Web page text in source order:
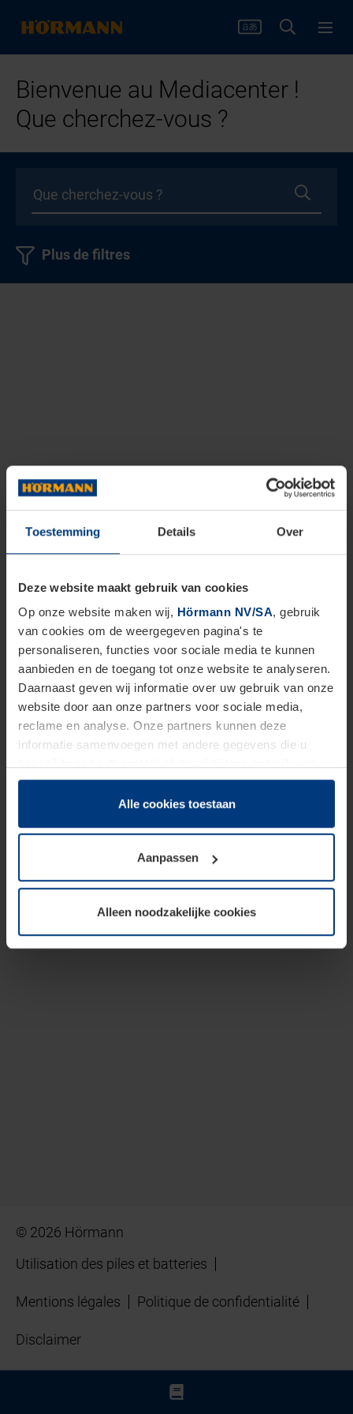
Toestemming Details Over
Deze website maakt gebruik van cookies
Op onze website maken wij, Hörmann NV/SA, gebruik
van cookies om de weergegeven pagina's te
personaliseren, functies voor sociale media te kunnen
aanbieden en de toegang tot onze website te analyseren.
Daarnaast geven wij informatie over uw gebruik van onze
website door aan onze partners voor sociale media,
reclame en analyse. Onze partners kunnen deze
informatie samenvoegen met andere gegevens die u
hun diensten hebben verzameld.
Juridisch hebben wij het recht om cookies op uw
van deze pagina's absoluut vereist is. Voor alle andere
soorten cookies is uw toestemming benodigd. Uw
toestemming kunt u op elk moment bij de uitleg van de
wijzigen of herroepen.
Alle cookies toestaan
Aanpassen
Alleen noodzakelijke cookies
Bienvenue au Mediacenter !
Que cherchez-vous ?
Plus de filtres
© 2026 Hörmann
Utilisation des piles et batteries
Mentions légales Politique de confidentialité
Disclaimer